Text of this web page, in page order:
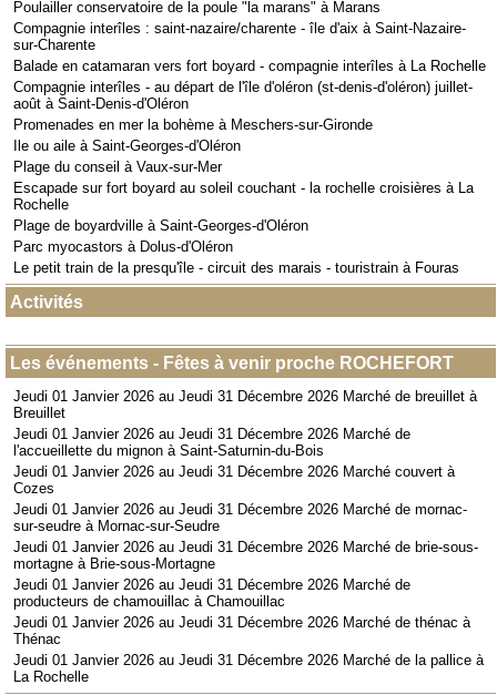
Poulailler conservatoire de la poule "la marans" à Marans
Compagnie interîles : saint-nazaire/charente - île d'aix à Saint-Nazaire-
sur-Charente
Balade en catamaran vers fort boyard - compagnie interîles à La Rochelle
Compagnie interîles - au départ de l'île d'oléron (st-denis-d'oléron) juillet-
août à Saint-Denis-d'Oléron
Promenades en mer la bohème à Meschers-sur-Gironde
Ile ou aile à Saint-Georges-d'Oléron
Plage du conseil à Vaux-sur-Mer
Escapade sur fort boyard au soleil couchant - la rochelle croisières à La
Rochelle
Plage de boyardville à Saint-Georges-d'Oléron
Parc myocastors à Dolus-d'Oléron
Le petit train de la presqu'île - circuit des marais - touristrain à Fouras
Activités
Les événements - Fêtes à venir proche ROCHEFORT
Jeudi 01 Janvier 2026 au Jeudi 31 Décembre 2026 Marché de breuillet à
Breuillet
Jeudi 01 Janvier 2026 au Jeudi 31 Décembre 2026 Marché de
l'accueillette du mignon à Saint-Saturnin-du-Bois
Jeudi 01 Janvier 2026 au Jeudi 31 Décembre 2026 Marché couvert à
Cozes
Jeudi 01 Janvier 2026 au Jeudi 31 Décembre 2026 Marché de mornac-
sur-seudre à Mornac-sur-Seudre
Jeudi 01 Janvier 2026 au Jeudi 31 Décembre 2026 Marché de brie-sous-
mortagne à Brie-sous-Mortagne
Jeudi 01 Janvier 2026 au Jeudi 31 Décembre 2026 Marché de
producteurs de chamouillac à Chamouillac
Jeudi 01 Janvier 2026 au Jeudi 31 Décembre 2026 Marché de thénac à
Thénac
Jeudi 01 Janvier 2026 au Jeudi 31 Décembre 2026 Marché de la pallice à
La Rochelle